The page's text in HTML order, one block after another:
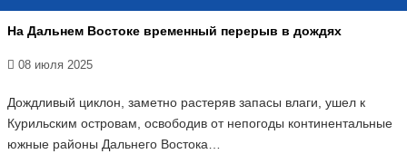
На Дальнем Востоке временный перерыв в дождях
08 июля 2025
Дождливый циклон, заметно растеряв запасы влаги, ушел к
Курильским островам, освободив от непогоды континентальные
южные районы Дальнего Востока…